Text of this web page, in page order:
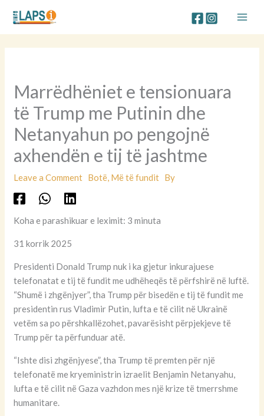
content
Marrëdhëniet e tensionuara
të Trump me Putinin dhe
Netanyahun po pengojnë
axhendën e tij të jashtme
Leave a Comment Botë, Më të fundit By
Koha e parashikuar e leximit: 3 minuta
31 korrik 2025
Presidenti Donald Trump nuk i ka gjetur inkurajuese
telefonatat e tij të fundit me udhëheqës të përfshirë në luftë.
“Shumë i zhgënjyer”, tha Trump për bisedën e tij të fundit me
presidentin rus Vladimir Putin, lufta e të cilit në Ukrainë
vetëm sa po përshkallëzohet, pavarësisht përpjekjeve të
Trump për ta përfunduar atë.
“Ishte disi zhgënjyese”, tha Trump të premten për një
telefonatë me kryeministrin izraelit Benjamin Netanyahu,
lufta e të cilit në Gaza vazhdon mes një krize të tmerrshme
humanitare.